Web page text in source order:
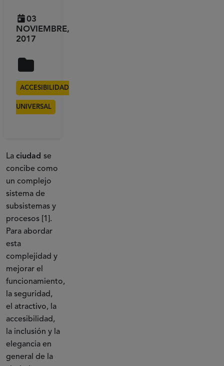
03
NOVIEMBRE,
2017
ACCESIBILIDAD
UNIVERSAL
La ciudad se
concibe como
un complejo
sistema de
subsistemas y
procesos [1].
Para abordar
esta
complejidad y
mejorar el
funcionamiento,
la seguridad,
el atractivo, la
accesibilidad,
la inclusión y la
elegancia en
general de la